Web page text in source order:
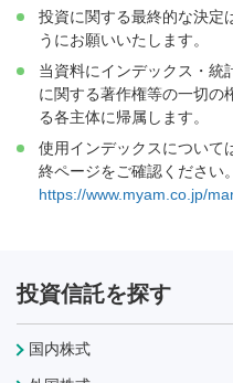
投資に関する最終的な決定
うにお願いいたします。
当資料にインデックス・統
に関する著作権等の一切の
る各主体に帰属します。
使用インデックスについて
終ページをご確認ください。
https://www.myam.co.jp/
投資信託を探す
国内株式